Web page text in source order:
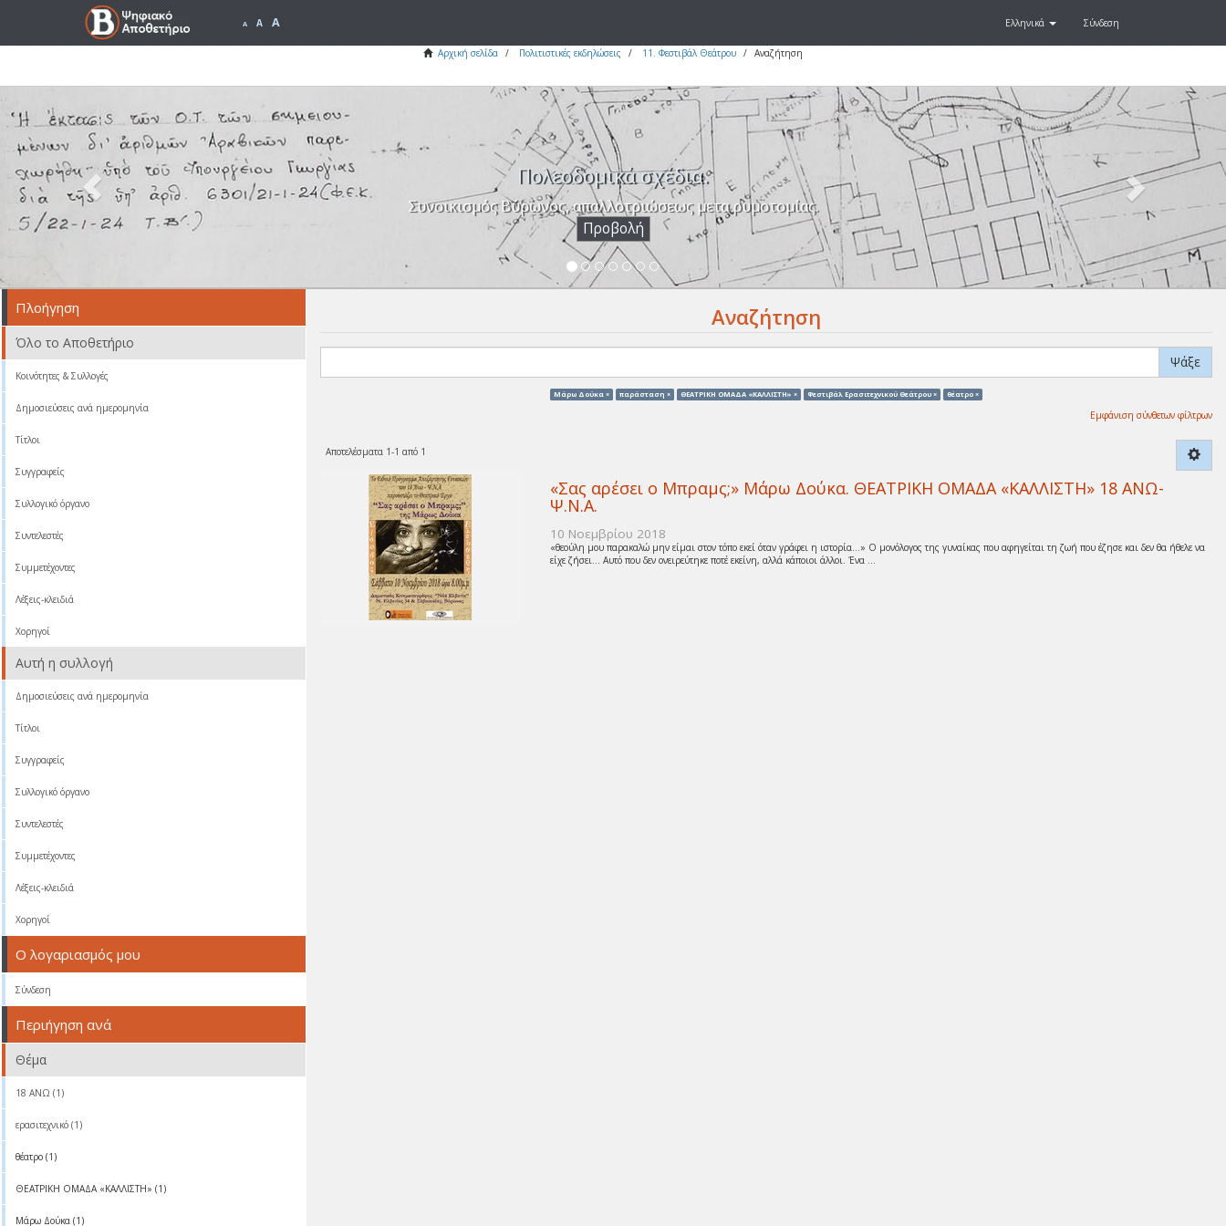
A A A Ελληνικά Σύνδεση
Αρχική σελίδα Πολιτιστικές εκδηλώσεις 11. Φεστιβάλ Θεάτρου Αναζήτηση
Πολεοδομικά σχέδια.
Συνοικισμός Βύρωνος, απαλλοτριώσεως μετα ρυμοτομίας.
Προβολή
Next
Αναζήτηση
Ψάξε
Μάρω Δούκα × παράσταση × ΘΕΑΤΡΙΚΗ ΟΜΑΔΑ «ΚΑΛΛΙΣΤΗ» × Φεστιβάλ Ερασιτεχνικού Θεάτρου × θέατρο ×
Εμφάνιση σύνθετων φίλτρων
Αποτελέσματα 1-1 από 1
«Σας αρέσει ο Μπραμς;» Μάρω Δούκα. ΘΕΑΤΡΙΚΗ ΟΜΑΔΑ «ΚΑΛΛΙΣΤΗ» 18 ΑΝΩ-
Ψ.Ν.Α.
10 Νοεμβρίου 2018
«θεούλη μου παρακαλώ μην είμαι στον τόπο εκεί όταν γράφει η ιστορία…» Ο μονόλογος της γυναίκας που αφηγείται τη ζωή που έζησε και δεν θα ήθελε να
είχε ζήσει… Αυτό που δεν ονειρεύτηκε ποτέ εκείνη, αλλά κάποιοι άλλοι. Ένα ...
Πλοήγηση
Όλο το Αποθετήριο
Κοινότητες & Συλλογές
Δημοσιεύσεις ανά ημερομηνία
Τίτλοι
Συγγραφείς
Συλλογικό όργανο
Συντελεστές
Συμμετέχοντες
Λέξεις-κλειδιά
Χορηγοί
Αυτή η συλλογή
Δημοσιεύσεις ανά ημερομηνία
Τίτλοι
Συγγραφείς
Συλλογικό όργανο
Συντελεστές
Συμμετέχοντες
Λέξεις-κλειδιά
Χορηγοί
Ο λογαριασμός μου
Σύνδεση
Περιήγηση ανά
Θέμα
18 ΑΝΩ (1)
ερασιτεχνικό (1)
θέατρο (1)
ΘΕΑΤΡΙΚΗ ΟΜΑΔΑ «ΚΑΛΛΙΣΤΗ» (1)
Μάρω Δούκα (1)